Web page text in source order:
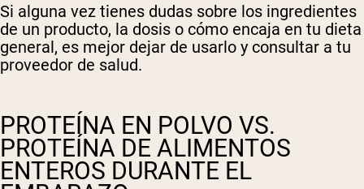
Si alguna vez tienes dudas sobre los ingredientes
de un producto, la dosis o cómo encaja en tu dieta
general, es mejor dejar de usarlo y consultar a tu
proveedor de salud.
PROTEÍNA EN POLVO VS.
PROTEÍNA DE ALIMENTOS
ENTEROS DURANTE EL